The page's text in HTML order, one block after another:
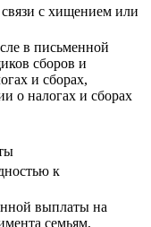
с хищением или
в письменной
сборов и
и сборах,
о налогах и сборах
к
выплаты на
семьям,